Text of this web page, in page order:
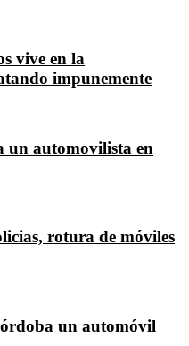
vive en la
impunemente
un automovilista en
rotura de móviles
un automóvil